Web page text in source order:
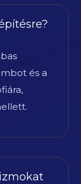
és a